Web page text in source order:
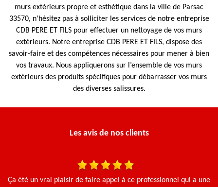
murs extérieurs propre et esthétique dans la ville de Parsac
33570, n’hésitez pas à solliciter les services de notre entreprise
CDB PERE ET FILS pour effectuer un nettoyage de vos murs
extérieurs. Notre entreprise CDB PERE ET FILS, dispose des
savoir-faire et des compétences nécessaires pour mener à bien
vos travaux. Nous appliquerons sur l’ensemble de vos murs
extérieurs des produits spécifiques pour débarrasser vos murs
des diverses salissures.
Les avis de nos clients
Ça été un vrai plaisir de faire appel à ce professionnel qui a une